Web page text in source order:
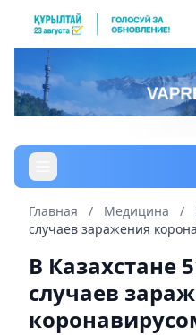
Главная / Медицина /
случаев заражения
В Казахстане
случаев